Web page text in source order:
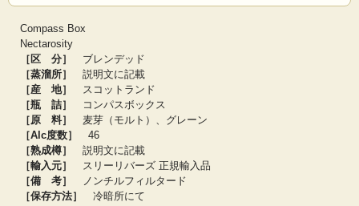
香り：
レーズンとバニラ
ソフトでハニー＆レーズン、奥からアプリコットやシナモン
フィニッシュ：
寸評：
ソフトなボディにテイストはしっかりリッチ
【ブレンド構成】
キャメロンブリッジ 1stフィル・バーボンバレル15.1％
キャメロンブリッジ 1stフィル・バーボンバレル1.2％
キャメロンブリッジ 1stフィル・バーボンバレル2.4％
キャメロンブリッジ 1stフィル・バーボンバレル1.1％
ガーバン アメリカンオーク製ホグスヘッド10.5％
ガーバン 1stフィル・バーボンバレル5.4％
クライネリッシュ 1stフィル・バーボンバレル12.1％
バルメナック 1stフィル・バーボンバレル7.1％
Compass Box
Nectarosity
［区 分］ ブレンデッド
［蒸溜所］ 説明文に記載
［産 地］ スコットランド
［瓶 詰］
コンパスボックス
［原 料］ 麦芽（モルト）、グレーン
［Alc度数］ 46
［熟成樽］ 説明文に記載
［輸入元］ スリーリバーズ 正規輸入品
［備 考］
ノンチルフィルタード
［保存方法］ 冷暗所にて